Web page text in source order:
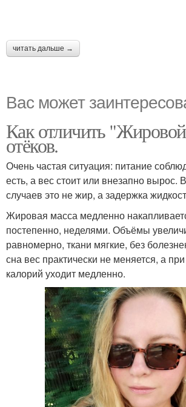
читать дальше →
Вас может
Как отличить
отёков.
Очень частая ситуация: питание
есть, а вес стоит или внезапно вырос.
случаев это не жир, а задержка
Жировая масса медленно
постепенно, неделями. Объёмы
равномерно, ткани мягкие, без
сна вес практически не меняется, а
калорий уходит медленно.